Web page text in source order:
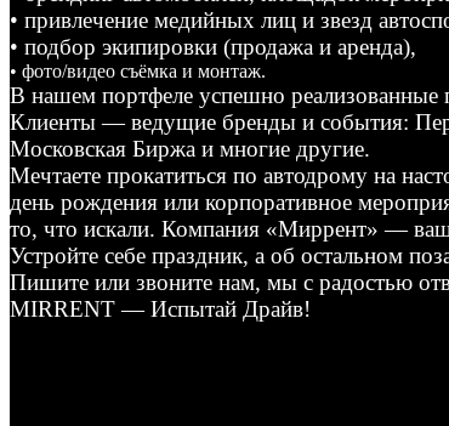
• привлечение медийных лиц и звезд
• подбор экипировки (продажа и аренда),
• фото/видео съёмка и монтаж.
В нашем портфеле успешно
Клиенты — ведущие бренды и события:
Московская Биржа и многие другие.
Мечтаете прокатиться по автодрому на
день рождения или корпоративное
то, что искали. Компания «Миррент» —
Устройте себе праздник, а об остальном
Пишите или звоните нам, мы с радостью
MIRRENT — Испытай Драйв!